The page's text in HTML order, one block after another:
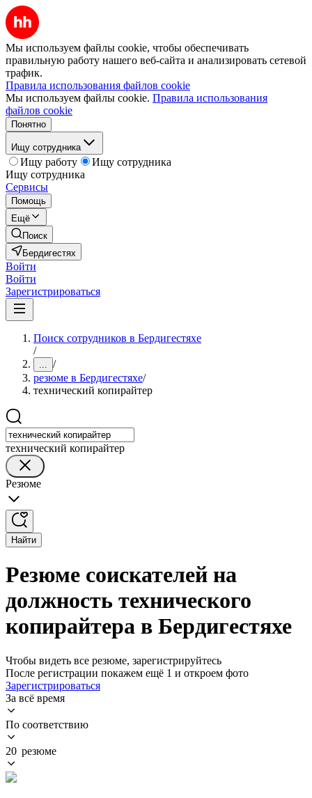
Мы используем файлы cookie, чтобы обеспечивать
правильную работу нашего веб-сайта и анализировать сетевой
трафик.
Правила использования файлов cookie
Мы используем файлы cookie. Правила использования
файлов cookie
Понятно
Ищу сотрудника
Ищу работу
Ищу сотрудника
Ищу сотрудника
Сервисы
Помощь
Ещё
Поиск
Бердигестях
Войти
Войти
Зарегистрироваться
Поиск сотрудников в Бердигестяхе
/
... /
резюме в Бердигестяхе/
технический копирайтер
технический копирайтер
Резюме
Найти
Резюме соискателей на
должность технического
копирайтера в Бердигестяхе
Чтобы видеть все резюме, зарегистрируйтесь
После регистрации покажем ещё 1 и откроем фото
Зарегистрироваться
За всё время
По соответствию
20 резюме